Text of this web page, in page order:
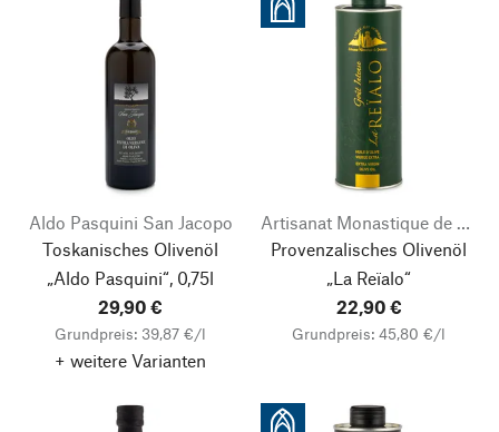
Aldo Pasquini San Jacopo
Toskanisches Olivenöl
„Aldo Pasquini“, 0,75l
29,90 €
Grundpreis: 39,87 €/l
+ weitere Varianten
Artisanat Monastique de Provence
Provenzalisches Olivenöl
„La Reïalo“
22,90 €
Grundpreis: 45,80 €/l